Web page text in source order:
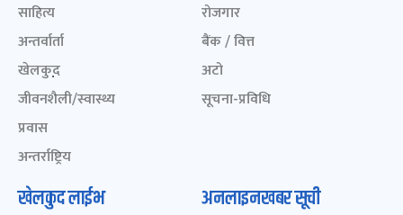
साहित्य
अन्तर्वार्ता
खेलकुद़़
जीवनशैली/स्वास्थ्य
प्रवास
अन्तर्राष्ट्रिय
रोजगार
बैंक / वित्त
अटो
सूचना-प्रविधि
खेलकुद लाईभ अनलाइनखबर सूची